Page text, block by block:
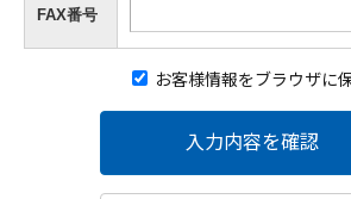
FAX番号
お客様情報をブラウザに
入力内容を確認